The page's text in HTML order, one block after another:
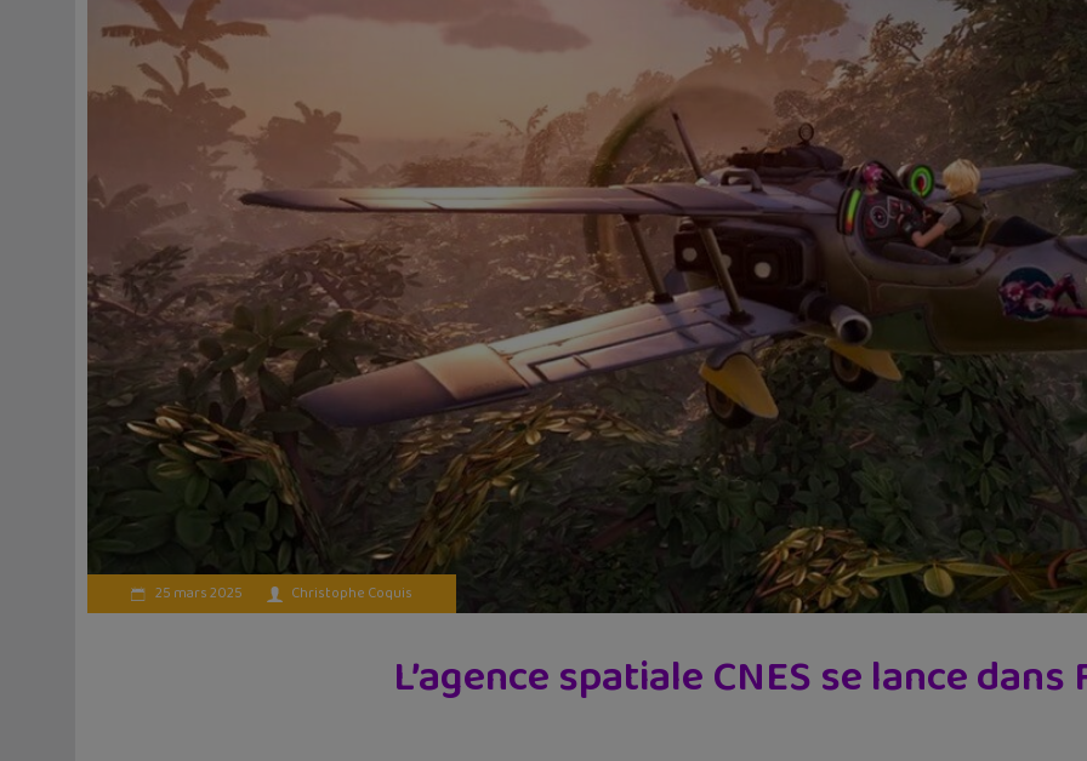
25 mars 2025 Christophe Coquis
L’agence spatiale CNES se lance